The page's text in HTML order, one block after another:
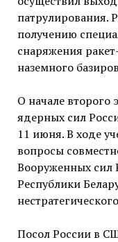
патрулирования.
получению
снаряжения
наземного
О начале второго
ядерных сил
11 июня. В ходе
вопросы
Вооруженных сил
Республики
Посол России в